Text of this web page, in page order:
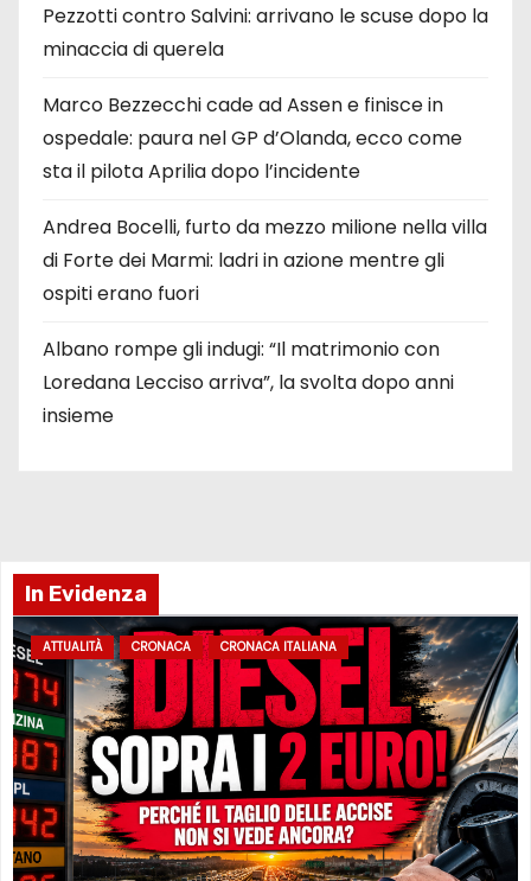
Pezzotti contro Salvini: arrivano le scuse dopo la
minaccia di querela
Marco Bezzecchi cade ad Assen e finisce in
ospedale: paura nel GP d’Olanda, ecco come
sta il pilota Aprilia dopo l’incidente
Andrea Bocelli, furto da mezzo milione nella villa
di Forte dei Marmi: ladri in azione mentre gli
ospiti erano fuori
Albano rompe gli indugi: “Il matrimonio con
Loredana Lecciso arriva”, la svolta dopo anni
insieme
In Evidenza
ATTUALITÀ CRONACA CRONACA ITALIANA